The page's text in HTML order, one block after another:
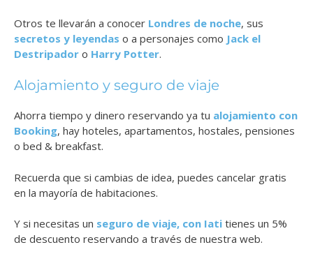
Otros te llevarán a conocer Londres de noche, sus
secretos y leyendas o a personajes como Jack el
Destripador o Harry Potter.
Alojamiento y seguro de viaje
Ahorra tiempo y dinero reservando ya tu alojamiento con
Booking, hay hoteles, apartamentos, hostales, pensiones
o bed & breakfast.
Recuerda que si cambias de idea, puedes cancelar gratis
en la mayoría de habitaciones.
Y si necesitas un seguro de viaje, con Iati tienes un 5%
de descuento reservando a través de nuestra web.